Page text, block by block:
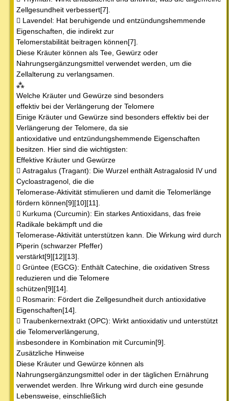
Zellgesundheit verbessert[7].
 Lavendel: Hat beruhigende und entzündungshemmende
Eigenschaften, die indirekt zur
Telomerstabilität beitragen können[7].
Diese Kräuter können als Tee, Gewürz oder
Nahrungsergänzungsmittel verwendet werden, um die
Zellalterung zu verlangsamen.
⁂
Welche Kräuter und Gewürze sind besonders
effektiv bei der Verlängerung der Telomere
Einige Kräuter und Gewürze sind besonders effektiv bei der
Verlängerung der Telomere, da sie
antioxidative und entzündungshemmende Eigenschaften
besitzen. Hier sind die wichtigsten:
Effektive Kräuter und Gewürze
 Astragalus (Tragant): Die Wurzel enthält Astragalosid IV und
Cycloastragenol, die die
Telomerase-Aktivität stimulieren und damit die Telomerlänge
fördern können[9][10][11].
 Kurkuma (Curcumin): Ein starkes Antioxidans, das freie
Radikale bekämpft und die
Telomerase-Aktivität unterstützen kann. Die Wirkung wird durch
Piperin (schwarzer Pfeffer)
verstärkt[9][12][13].
 Grüntee (EGCG): Enthält Catechine, die oxidativen Stress
reduzieren und die Telomere
schützen[9][14].
 Rosmarin: Fördert die Zellgesundheit durch antioxidative
Eigenschaften[14].
 Traubenkernextrakt (OPC): Wirkt antioxidativ und unterstützt
die Telomerverlängerung,
insbesondere in Kombination mit Curcumin[9].
Zusätzliche Hinweise
Diese Kräuter und Gewürze können als
Nahrungsergänzungsmittel oder in der täglichen Ernährung
verwendet werden. Ihre Wirkung wird durch eine gesunde
Lebensweise, einschließlich